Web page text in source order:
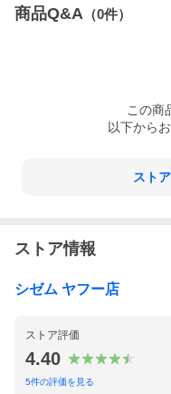
商品Q&A （0件）
この商
以下から
スト
ストア情報
シゼム ヤフー店
ストア評価
4.40
5件の評価を見る